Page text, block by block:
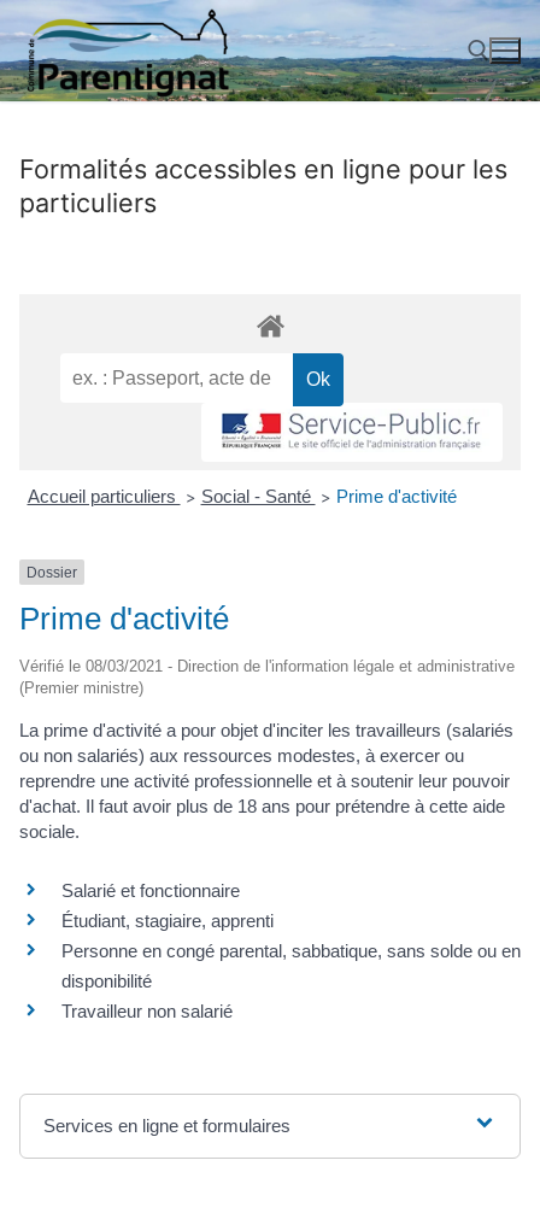
Aller
contenu
Formalités accessibles en ligne pour les
particuliers
Accueil particuliers > Social - Santé > Prime d'activité
Dossier
Prime d'activité
Vérifié le 08/03/2021 - Direction de l'information légale et administrative
(Premier ministre)
La prime d'activité a pour objet d'inciter les travailleurs (salariés
ou non salariés) aux ressources modestes, à exercer ou
reprendre une activité professionnelle et à soutenir leur pouvoir
d'achat. Il faut avoir plus de 18 ans pour prétendre à cette aide
sociale.
Salarié et fonctionnaire
Étudiant, stagiaire, apprenti
Personne en congé parental, sabbatique, sans solde ou en
disponibilité
Travailleur non salarié
Services en ligne et formulaires